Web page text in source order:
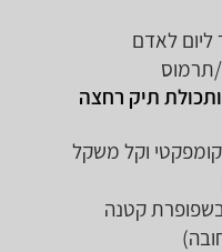
תרמוס
תיק רחצה
וקל משקל
קטנה